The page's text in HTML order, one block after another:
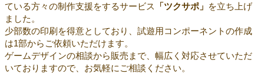
ている方々の制作支援をするサービス 「ツクサポ」 を立ち上げ
ました。
少部数の印刷を得意としており、試遊用コンポーネントの作成
は1部からご依頼いただけます。
ゲームデザインの相談から販売まで、幅広く対応させていただ
いておりますので、お気軽にご相談ください。